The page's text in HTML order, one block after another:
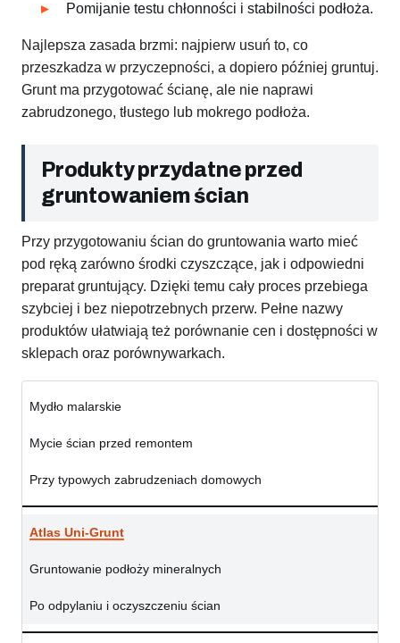
Pomijanie testu chłonności i stabilności podłoża.
Najlepsza zasada brzmi: najpierw usuń to, co
przeszkadza w przyczepności, a dopiero później gruntuj.
Grunt ma przygotować ścianę, ale nie naprawi
zabrudzonego, tłustego lub mokrego podłoża.
Produkty przydatne przed
gruntowaniem ścian
Przy przygotowaniu ścian do gruntowania warto mieć
pod ręką zarówno środki czyszczące, jak i odpowiedni
preparat gruntujący. Dzięki temu cały proces przebiega
szybciej i bez niepotrzebnych przerw. Pełne nazwy
produktów ułatwiają też porównanie cen i dostępności w
sklepach oraz porównywarkach.
Mydło malarskie
Mycie ścian przed remontem
Przy typowych zabrudzeniach domowych
Atlas Uni-Grunt
Gruntowanie podłoży mineralnych
Po odpylaniu i oczyszczeniu ścian